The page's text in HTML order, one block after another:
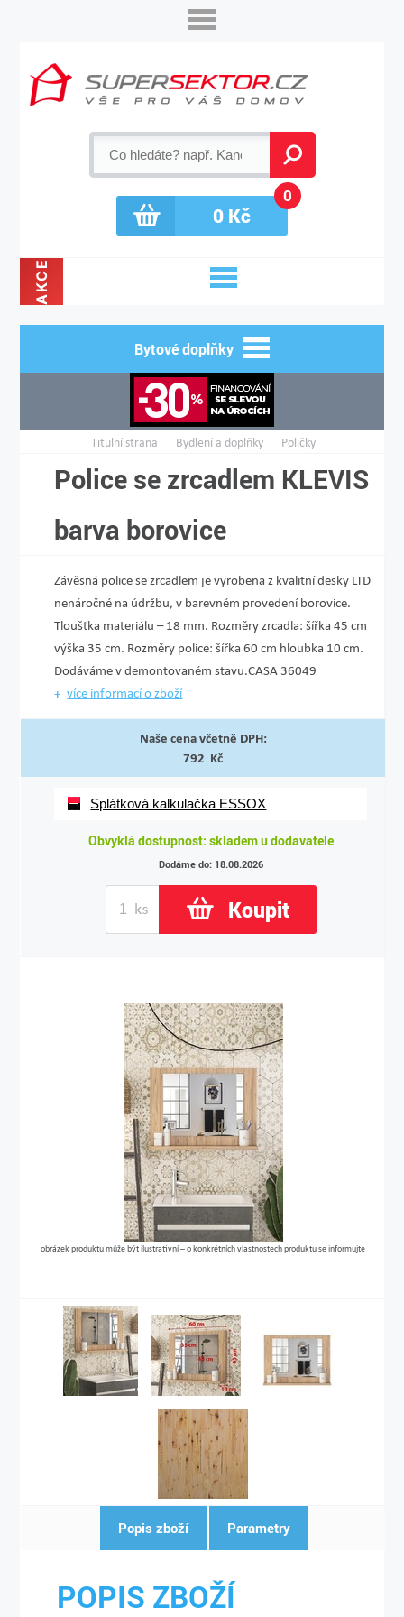
0Kč
0
AKCE
Bytové doplňky
Titulní strana Bydlení a doplňky Poličky
Police se zrcadlem KLEVIS
barva borovice
Závěsná police se zrcadlem je vyrobena z kvalitní desky LTD
nenáročné na údržbu, v barevném provedení borovice.
Tloušťka materiálu – 18 mm. Rozměry zrcadla: šířka 45 cm
výška 35 cm. Rozměry police: šířka 60 cm hloubka 10 cm.
Dodáváme v demontovaném stavu.CASA 36049
více informací o zboží
Naše cena včetně DPH:
792 Kč
Splátková kalkulačka ESSOX
Obvyklá dostupnost: skladem u dodavatele
Dodáme do: 18.08.2026
Koupit
obrázek produktu může být ilustrativní – o konkrétních vlastnostech produktu se informujte
Popis zboží Parametry
POPIS ZBOŽÍ